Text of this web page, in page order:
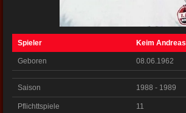
Spieler Keim Andreas
Geboren 08.06.1962
Saison 1988 - 1989
Pflichttspiele 11